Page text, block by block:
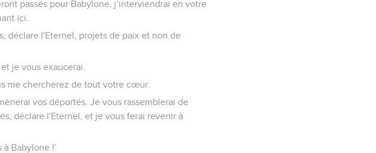
passés pour Babylone, j’interviendrai en votre
ici.
déclare l'Eternel, projets de paix et non de
je vous exaucerai.
me chercherez de tout votre cœur.
vos déportés. Je vous rassemblerai de
déclare l'Eternel, et je vous ferai revenir à
Babylone !’